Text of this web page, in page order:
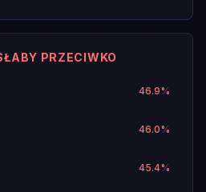
PRZECIWKO
46.9%
46.0%
45.4%